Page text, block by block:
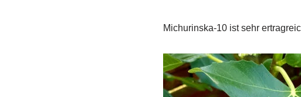
Michurinska-10 ist sehr